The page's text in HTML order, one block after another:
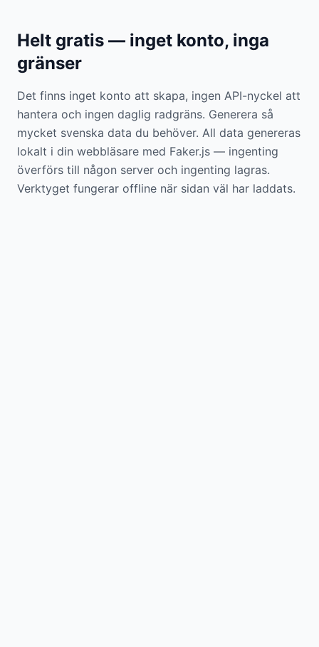
Helt gratis — inget konto, inga
gränser
Det finns inget konto att skapa, ingen API-nyckel att
hantera och ingen daglig radgräns. Generera så
mycket svenska data du behöver. All data genereras
lokalt i din webbläsare med Faker.js — ingenting
överförs till någon server och ingenting lagras.
Verktyget fungerar offline när sidan väl har laddats.